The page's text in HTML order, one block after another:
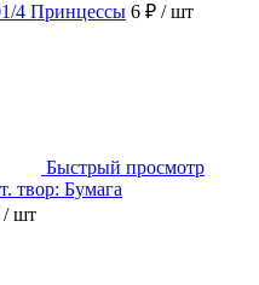
4 Принцессы 6 ₽ / шт
Быстрый просмотр
твор: Бумага
/ шт